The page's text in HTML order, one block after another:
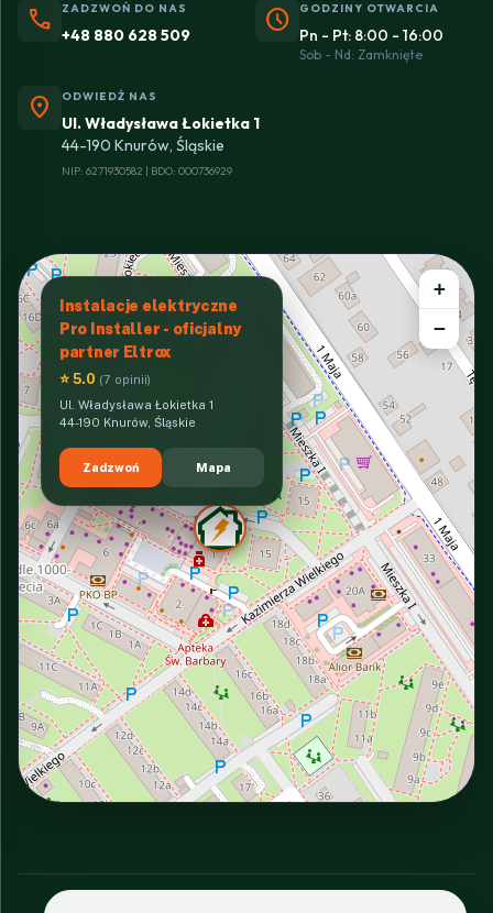
phone ZADZWOŃ DO NAS
+48 880 628 509 schedule GODZINY OTWARCIA
Pn - Pt: 8:00 - 16:00
Sob - Nd: Zamknięte
location_on ODWIEDŹ NAS
Ul. Władysława Łokietka 1
44-190 Knurów, Śląskie
NIP: 6271930582 | BDO: 000736929
Instalacje elektryczne
Pro Installer - oficjalny
partner Eltrox
⭐ 5.0 (7 opinii)
Ul. Władysława Łokietka 1
44-190 Knurów, Śląskie
Zadzwoń Mapa
+
−
INTERACTIVE VIEW